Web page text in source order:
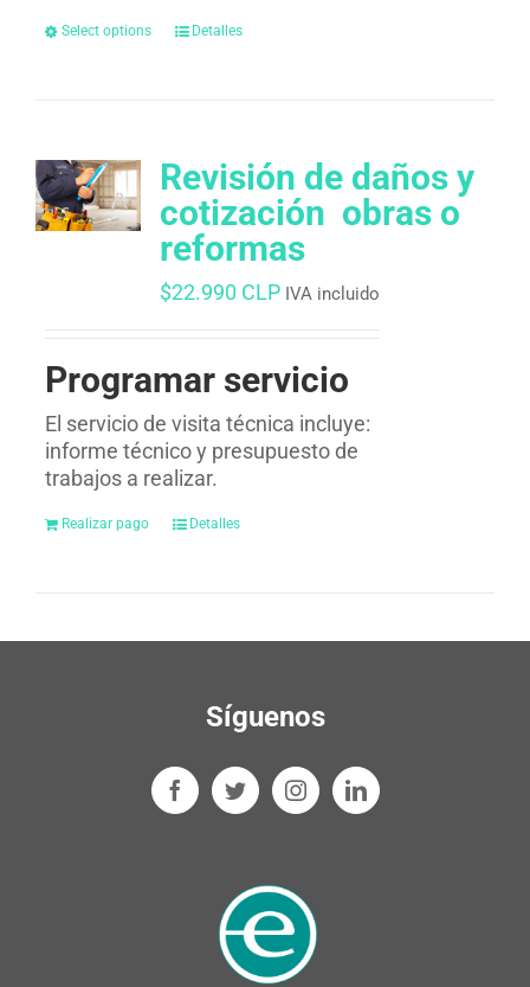
Select options Detalles
Revisión de daños y
cotización  obras o
reformas
$22.990 CLP IVA incluido
Programar servicio
El servicio de visita técnica incluye:
informe técnico y presupuesto de
trabajos a realizar.
Realizar pago Detalles
Síguenos